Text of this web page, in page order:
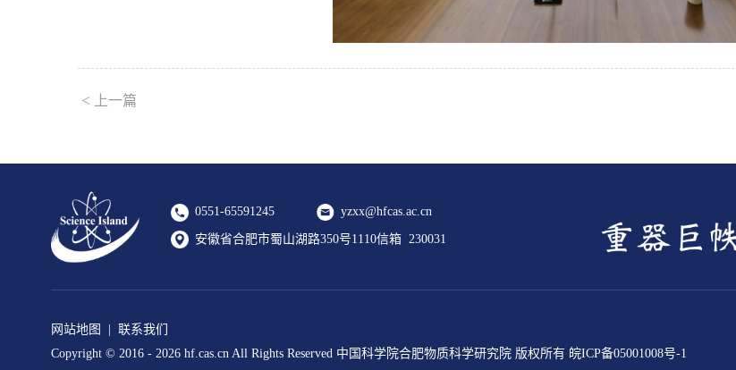
< 上一篇
0551-65591245 yzxx@hfcas.ac.cn
安徽省合肥市蜀山湖路350号1110信箱 230031
网站地图
联系我们
Copyright © 2016 - 2026 hf.cas.cn All Rights Reserved 中国科学院合肥物质科学研究院 版权所有 皖ICP备05001008号-1